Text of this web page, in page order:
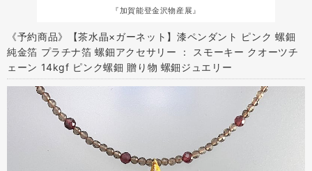
『加賀能登金沢物産展』
《予約商品》【茶水晶×ガーネット】漆ペンダント ピンク 螺鈿
純金箔 プラチナ箔 螺鈿アクセサリー ： スモーキー クオーツチ
ェーン 14kgf ピンク螺鈿 贈り物 螺鈿ジュエリー